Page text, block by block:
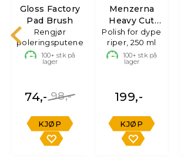
Gloss Factory
Pad Brush
Rengjør
poleringsputene
100+ stk på
lager
98,-
74,-
KJØP
Menzerna
Heavy Cut
Compound
400
Polish for dype
riper, 250 ml
100+ stk på
lager
199,-
KJØP